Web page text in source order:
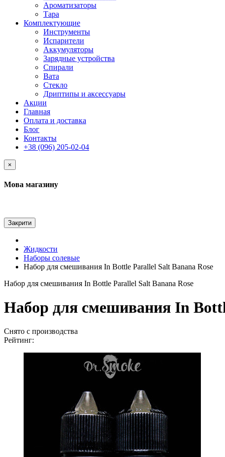
Ароматизаторы
Тара
Комплектующие
Инструменты
Испарители
Аккумуляторы
Зарядные устройства
Спирали
Вата
Стекло
Дриптипы и аксессуары
Акции
Главная
Оплата и доставка
Блог
Контакты
+38 (096) 205-02-04
×
Мова магазину
Закрити
Жидкости
Наборы солевые
Набор для смешивания In Bottle Parallel Salt Banana Rose
Набор для смешивания In Bottle Parallel Salt Banana Rose
Набор для смешивания In
Снято с производства
Рейтинг: